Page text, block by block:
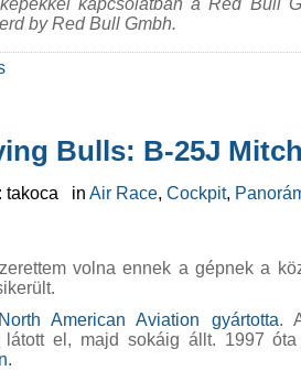
kapcsolatban a Red Bull
by Red Bull Gmbh.
Bulls: B-25J
takoca in Air Race, Cockpit,
volna ennek a gépnek a
North American Aviation gyártotta.
látott el, majd sokáig állt. 1997